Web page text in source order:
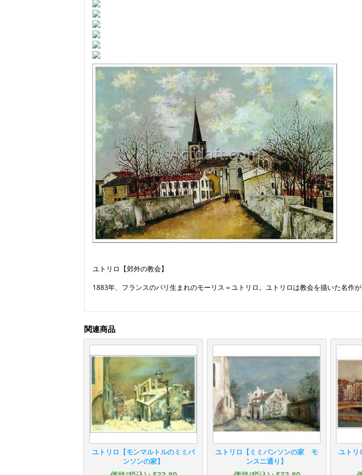
ユトリロ【郊外の教会】
1883年、フランスのパリ生まれのモーリス＝ユトリロ。ユトリロは教会を描いた名作
関連商品
ユトリロ【モンマルトルのミミパ
ンソンの家】
ユトリロ【ミミパンソンの家 モ
ンスニ通り】
ユトリ